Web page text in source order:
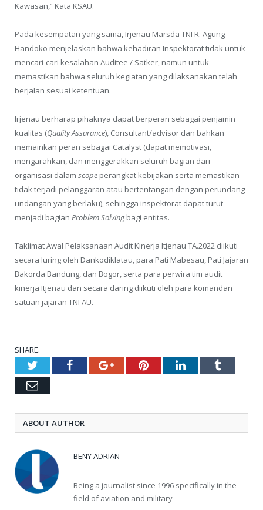
Kawasan,” Kata KSAU.
Pada kesempatan yang sama, Irjenau Marsda TNI R. Agung
Handoko menjelaskan bahwa kehadiran Inspektorat tidak untuk
mencari-cari kesalahan Auditee / Satker, namun untuk
memastikan bahwa seluruh kegiatan yang dilaksanakan telah
berjalan sesuai ketentuan.
Irjenau berharap pihaknya dapat berperan sebagai penjamin
kualitas (Quality Assurance), Consultant/advisor dan bahkan
memainkan peran sebagai Catalyst (dapat memotivasi,
mengarahkan, dan menggerakkan seluruh bagian dari
organisasi dalam scope perangkat kebijakan serta memastikan
tidak terjadi pelanggaran atau bertentangan dengan perundang-
undangan yang berlaku), sehingga inspektorat dapat turut
menjadi bagian Problem Solving bagi entitas.
Taklimat Awal Pelaksanaan Audit Kinerja Itjenau TA.2022 diikuti
secara luring oleh Dankodiklatau, para Pati Mabesau, Pati Jajaran
Bakorda Bandung, dan Bogor, serta para perwira tim audit
kinerja Itjenau dan secara daring diikuti oleh para komandan
satuan jajaran TNI AU.
SHARE.
TwitterFacebookGoogle+PinterestLinkedInTumblr
Email
ABOUT AUTHOR
BENY ADRIAN
Being a journalist since 1996 specifically in the
field of aviation and military